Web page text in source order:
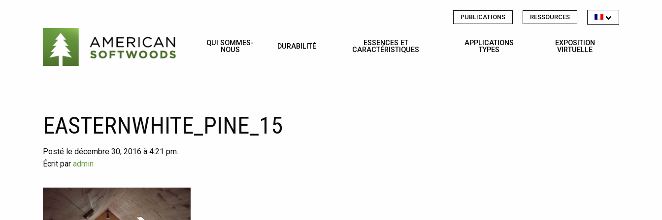
PUBLICATIONS RESSOURCES
QUI SOMMES-
NOUS
DURABILITÉ
ESSENCES ET
CARACTÉRISTIQUES
APPLICATIONS
TYPES
EXPOSITION
VIRTUELLE
EASTERNWHITE_PINE_15
Posté le décembre 30, 2016 à 4:21 pm.
Écrit par admin